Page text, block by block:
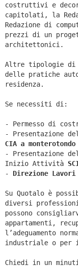
costruttivi e
capitolati, la
Redazione di
prezzi di un
architettonici.
Altre tipologie di
delle pratiche
residenza.
Se necessiti di:
- Permesso di
- Presentazione
CIA a monterotondo
- Presentazione
Inizio Attività
- Direzione Lavori
Su Quotalo è
diversi
possono
appartamenti,
l’adeguamento
industriale o
Chiedi in un